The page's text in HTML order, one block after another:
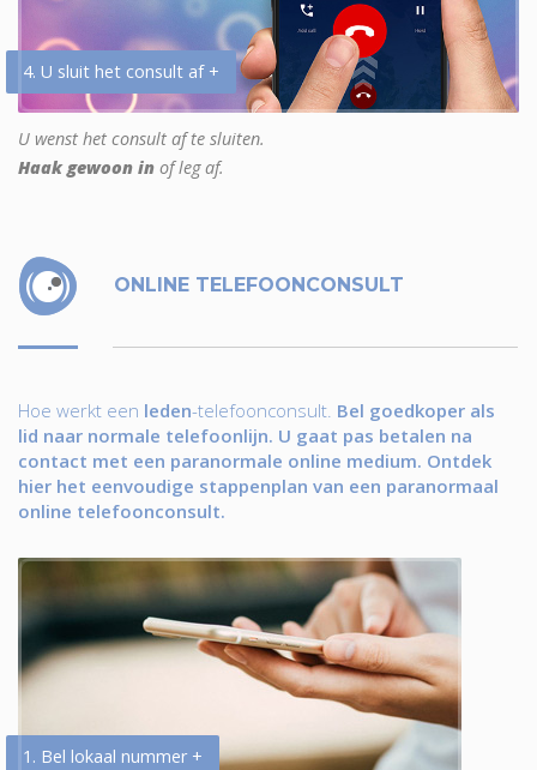
4. U sluit het consult af +
U wenst het consult af te sluiten.
Haak gewoon in of leg af.
ONLINE TELEFOONCONSULT
Hoe werkt een leden-telefoonconsult. Bel goedkoper als
lid naar normale telefoonlijn. U gaat pas betalen na
contact met een paranormale online medium. Ontdek
hier het eenvoudige stappenplan van een paranormaal
online telefoonconsult.
1. Bel lokaal nummer +